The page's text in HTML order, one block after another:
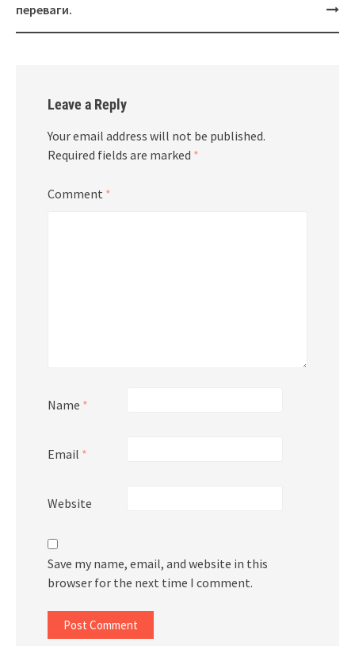
переваги.
Leave a Reply
Your email address will not be published.
Required fields are marked *
Comment *
Name *
Email *
Website
Save my name, email, and website in this
browser for the next time I comment.